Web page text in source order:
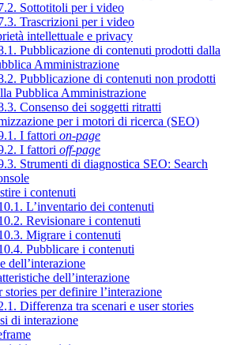
Sottotitoli per i video
Trascrizioni per i video
intellettuale e privacy
Pubblicazione di contenuti prodotti dalla
Amministrazione
Pubblicazione di contenuti non prodotti
Pubblica Amministrazione
Consenso dei soggetti ritratti
per i motori di ricerca (SEO)
I fattori on-page
I fattori off-page
Strumenti di diagnostica SEO: Search
i contenuti
L’inventario dei contenuti
Revisionare i contenuti
Migrare i contenuti
Pubblicare i contenuti
dell’interazione
dell’interazione
stories per definire l’interazione
Differenza tra scenari e user stories
di interazione